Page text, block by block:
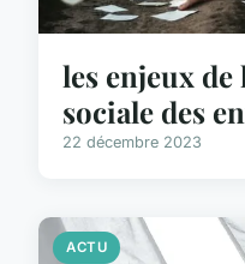
les enjeux
sociale des
22 décembre 2023
ACTU